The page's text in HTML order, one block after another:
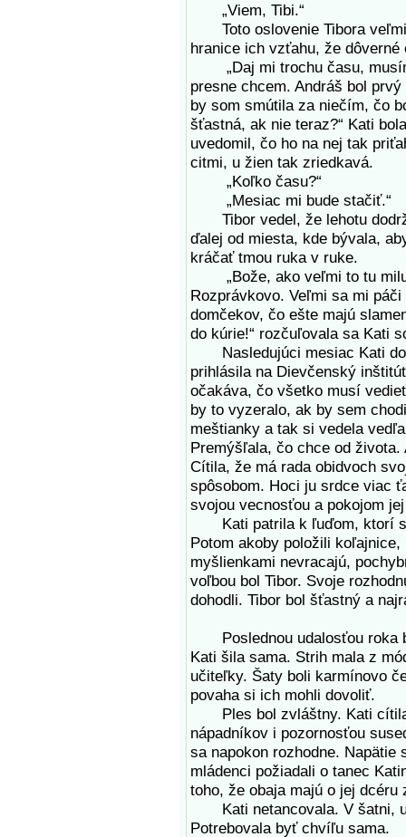
„Viem, Tibi.“
Toto oslovenie Tibora veľmi
hranice ich vzťahu, že
„Daj mi trochu času,
presne chcem. Andráš bol
by som smútila za niečím, čo
šťastná, ak nie teraz?“ Kati
uvedomil, čo ho na nej tak
citmi, u žien tak zriedkavá.
„Koľko času?“
„Mesiac mi bude stačiť.“
Tibor vedel, že lehotu
ďalej od miesta, kde bývala,
kráčať tmou ruka v ruke.
„Bože, ako veľmi to tu
Rozprávkovo. Veľmi sa mi
domčekov, čo ešte majú
do kúrie!“ rozčuľovala sa Kati
Nasledujúci mesiac Kati
prihlásila na Dievčenský
očakáva, čo všetko musí
by to vyzeralo, ak by sem
meštianky a tak si vedela
Premýšľala, čo chce od
Cítila, že má rada obidvoch
spôsobom. Hoci ju srdce viac
svojou vecnosťou a pokojom
Kati patrila k ľuďom, ktorí si
Potom akoby položili
myšlienkami nevracajú,
voľbou bol Tibor. Svoje
dohodli. Tibor bol šťastný a
Poslednou udalosťou roka
Kati šila sama. Strih mala z
učiteľky. Šaty boli karmínovo
povaha si ich mohli dovoliť.
Ples bol zvláštny. Kati cítila
nápadníkov i pozornosťou
sa napokon rozhodne. Napätie
mládenci požiadali o tanec
toho, že obaja majú o jej dcéru
Kati netancovala. V šatni,
Potrebovala byť chvíľu sama.